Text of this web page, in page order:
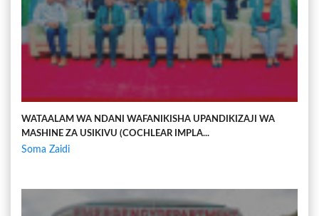
WATAALAM WA NDANI WAFANIKISHA UPANDIKIZAJI WA
MASHINE ZA USIKIVU (COCHLEAR IMPLA...
Soma Zaidi